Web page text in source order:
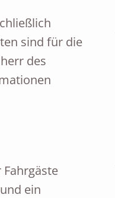
sind für die
des
ein